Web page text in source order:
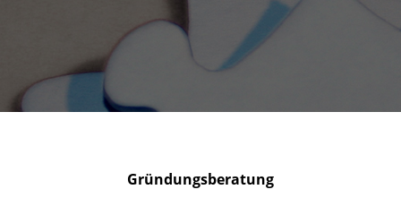
Gründungsberatung